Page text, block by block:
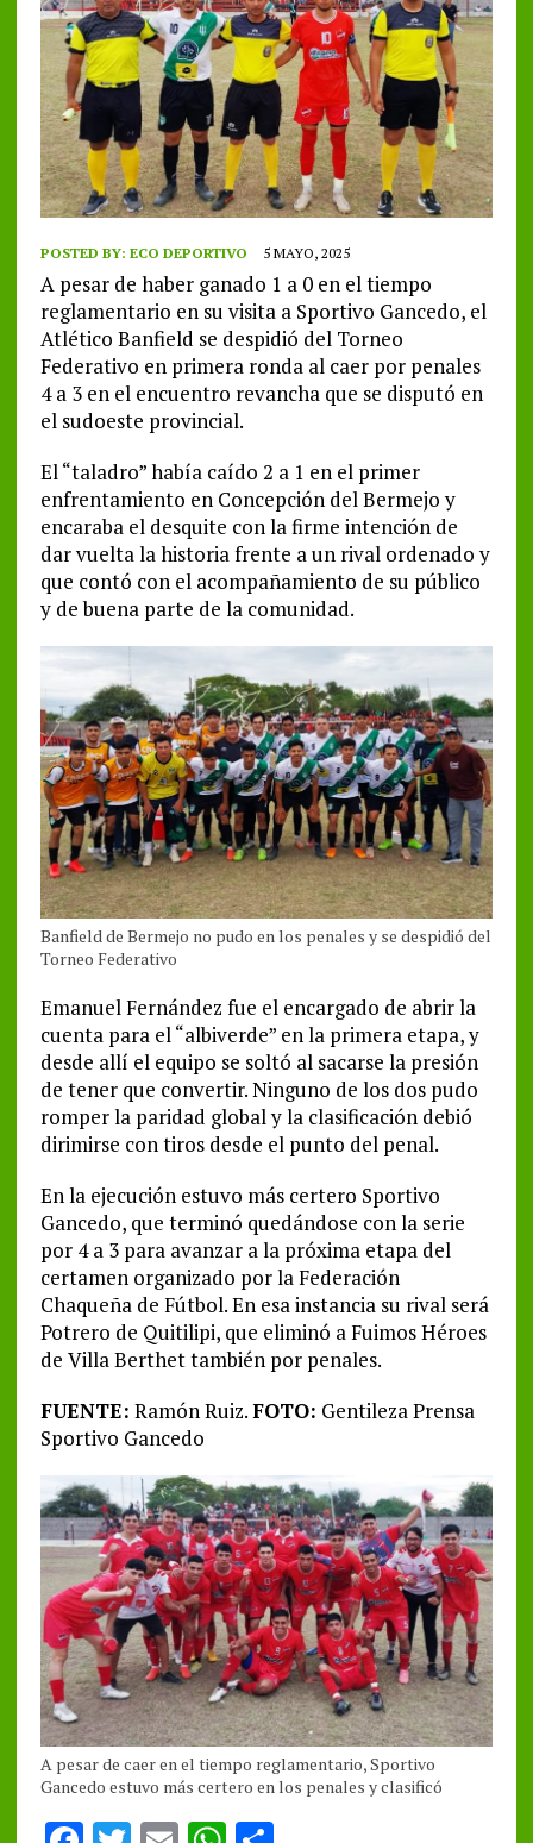
POSTED BY: ECO DEPORTIVO 5 MAYO, 2025
A pesar de haber ganado 1 a 0 en el tiempo
reglamentario en su visita a Sportivo Gancedo, el
Atlético Banfield se despidió del Torneo
Federativo en primera ronda al caer por penales
4 a 3 en el encuentro revancha que se disputó en
el sudoeste provincial.
El “taladro” había caído 2 a 1 en el primer
enfrentamiento en Concepción del Bermejo y
encaraba el desquite con la firme intención de
dar vuelta la historia frente a un rival ordenado y
que contó con el acompañamiento de su público
y de buena parte de la comunidad.
Banfield de Bermejo no pudo en los penales y se despidió del
Torneo Federativo
Emanuel Fernández fue el encargado de abrir la
cuenta para el “albiverde” en la primera etapa, y
desde allí el equipo se soltó al sacarse la presión
de tener que convertir. Ninguno de los dos pudo
romper la paridad global y la clasificación debió
dirimirse con tiros desde el punto del penal.
En la ejecución estuvo más certero Sportivo
Gancedo, que terminó quedándose con la serie
por 4 a 3 para avanzar a la próxima etapa del
certamen organizado por la Federación
Chaqueña de Fútbol. En esa instancia su rival será
Potrero de Quitilipi, que eliminó a Fuimos Héroes
de Villa Berthet también por penales.
FUENTE: Ramón Ruiz.FOTO: Gentileza Prensa
Sportivo Gancedo
A pesar de caer en el tiempo reglamentario, Sportivo
Gancedo estuvo más certero en los penales y clasificó